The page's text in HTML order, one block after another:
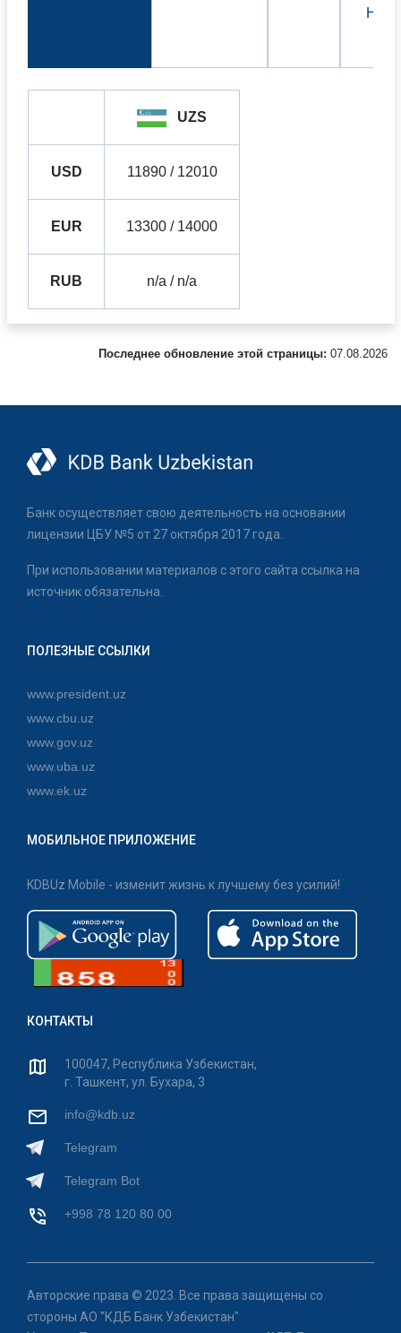
UZS
USD 11890 / 12010
EUR 13300 / 14000
RUB n/a / n/a
Последнее обновление этой страницы: 07.08.2026
Банк осуществляет свою деятельность на основании
лицензии ЦБУ №5 от 27 октября 2017 года.
При использовании материалов с этого сайта ссылка на
источник обязательна.
ПОЛЕЗНЫЕ ССЫЛКИ
www.president.uz
www.cbu.uz
www.gov.uz
www.uba.uz
www.ek.uz
МОБИЛЬНОЕ ПРИЛОЖЕНИЕ
KDBUz Mobile - изменит жизнь к лучшему без усилий!
КОНТАКТЫ
100047, Республика Узбекистан,
г. Ташкент, ул. Бухара, 3
info@kdb.uz
Telegram
Telegram Bot
+998 78 120 80 00
Авторские права © 2023. Все права защищены со
стороны АО "КДБ Банк Узбекистан"